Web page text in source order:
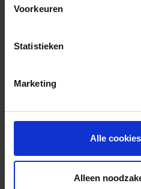
Voorkeuren
Statistieken
Marketing
Alle
Alleen